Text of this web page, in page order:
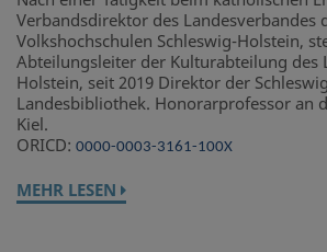
Verbandsdirektor des Landesverbandes
Volkshochschulen Schleswig-Holstein,
Abteilungsleiter der Kulturabteilung des
Holstein, seit 2019 Direktor der
Landesbibliothek. Honorarprofessor an
Kiel.
ORICD: 0000-0003-3161-100X
MEHR LESEN